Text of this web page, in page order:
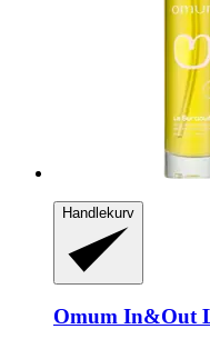
Handlekurv
Omum In&Out